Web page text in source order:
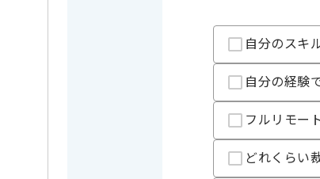
精算基準時間
支払いサイト
15
自分のスキ
自分の経験
フルリモー
どれくらい